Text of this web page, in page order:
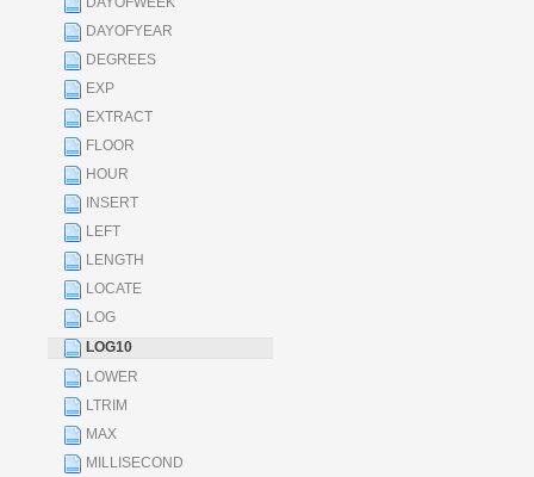
DAYOFYEAR
DEGREES
EXP
EXTRACT
FLOOR
HOUR
INSERT
LEFT
LENGTH
LOCATE
LOG
LOG10
LOWER
LTRIM
MAX
MILLISECOND